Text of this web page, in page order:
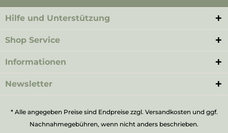
Hilfe und Unterstützung
Shop Service
Informationen
Newsletter
* Alle angegeben Preise sind Endpreise zzgl. Versandkostenund ggf.
Nachnahmegebühren, wenn nicht anders beschrieben.